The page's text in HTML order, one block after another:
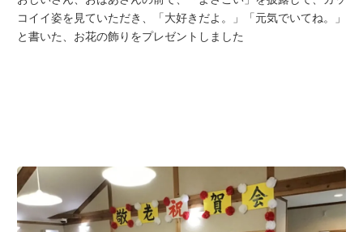
コイイ姿を見ていただき、「大好きだよ。」「元気でいてね。」
と書いた、お花の飾りをプレゼントしました